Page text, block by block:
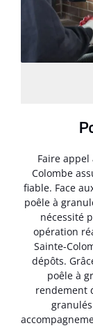
Faire appel
Colombe
fiable. Face
poêle à
nécessité
opération
Sainte-
dépôts.
poêle à
rendement